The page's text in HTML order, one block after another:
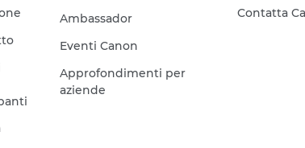
Ambassador
Eventi Canon
Approfondimenti per
aziende
Contatta